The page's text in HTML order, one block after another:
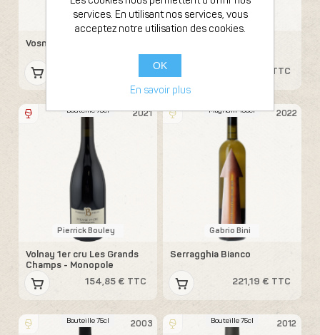
Pierre Girardin
Vosne Romanée
Pierre Girardin
Grands Epenots
143,99 € TTC
2021
Bouteille 75cl
Pierrick Bouley
Volnay 1er cru Les Grands
Champs - Monopole
154,85 € TTC
2022
Magnum 150cl
Gabrio Bini
Serragghia Bianco
221,19 € TTC
2003
Bouteille 75cl 2012
Bouteille 75cl
services. En utilisant nos services, vous
acceptez notre utilisation des cookies.
OK
En savoir plus